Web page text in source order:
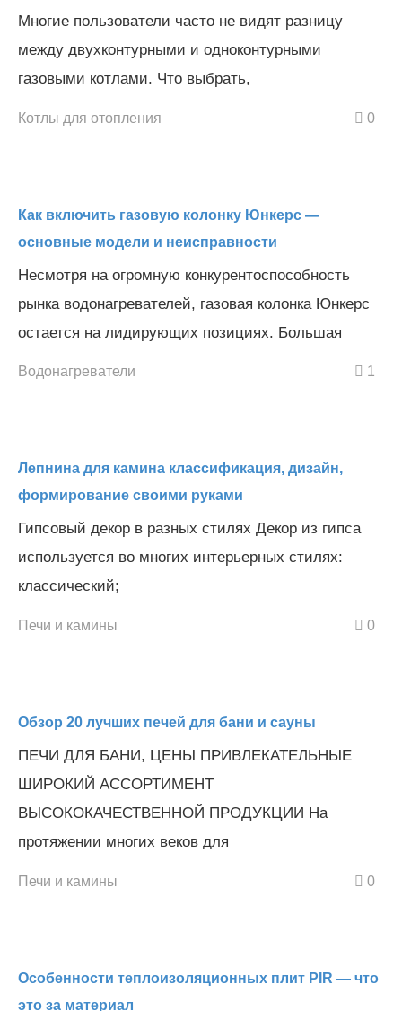
Многие пользователи часто не видят разницу
между двухконтурными и одноконтурными
газовыми котлами. Что выбрать,
Котлы для отопления 0
Как включить газовую колонку Юнкерс —
основные модели и неисправности
Несмотря на огромную конкурентоспособность
рынка водонагревателей, газовая колонка Юнкерс
остается на лидирующих позициях. Большая
Водонагреватели 1
Лепнина для камина классификация, дизайн,
формирование своими руками
Гипсовый декор в разных стилях Декор из гипса
используется во многих интерьерных стилях:
классический;
Печи и камины 0
Обзор 20 лучших печей для бани и сауны
ПЕЧИ ДЛЯ БАНИ, ЦЕНЫ ПРИВЛЕКАТЕЛЬНЫЕ
ШИРОКИЙ АССОРТИМЕНТ
ВЫСОКОКАЧЕСТВЕННОЙ ПРОДУКЦИИ На
протяжении многих веков для
Печи и камины 0
Особенности теплоизоляционных плит PIR — что
это за материал